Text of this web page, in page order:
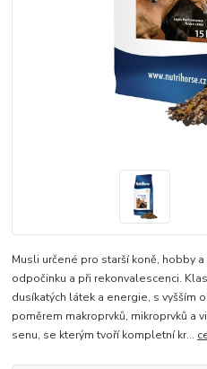
Musli určené pro starší koně, hobby
odpočinku a při rekonvalescenci.
dusíkatých látek a energie, s vyšším
poměrem makroprvků, mikroprvků a
senu, se kterým tvoří kompletní kr...